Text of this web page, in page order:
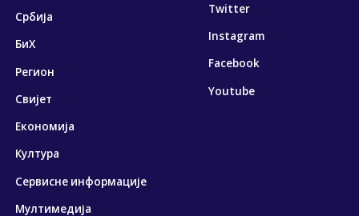
Србија
БиХ
Регион
Свијет
Економија
Култура
Сервисне информације
Мултимедија
Twitter
Instagram
Facebook
Youtube